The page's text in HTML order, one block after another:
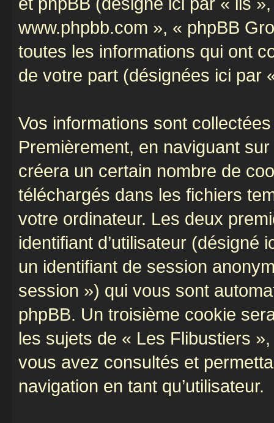
www.phpbb.com », « phpBB
toutes les informations qui ont
de votre part (désignées ici par
Vos informations sont
Premièrement, en naviguant
créera un certain nombre de
téléchargés dans les fichiers
votre ordinateur. Les deux
identifiant d’utilisateur (désigné
un identifiant de session
session ») qui vous sont
phpBB. Un troisième cookie
les sujets de « Les Flibustiers
vous avez consultés et
navigation en tant qu’utilisateur.